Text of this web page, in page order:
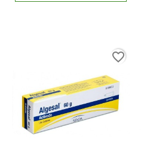
favorite_border